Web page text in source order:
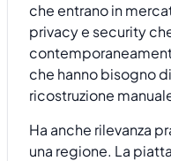
che entrano in
privacy e security
che hanno bisogno
ricostruzione
Ha anche rilevanza
una regione. La